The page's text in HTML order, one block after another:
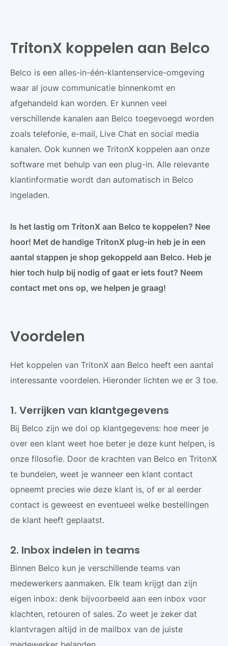
TritonX koppelen aan Belco
Belco is een alles-in-één-klantenservice-omgeving
waar al jouw communicatie binnenkomt en
afgehandeld kan worden. Er kunnen veel
verschillende kanalen aan Belco toegevoegd worden
zoals telefonie, e-mail, Live Chat en social media
kanalen. Ook kunnen we TritonX koppelen aan onze
software met behulp van een plug-in. Alle relevante
klantinformatie wordt dan automatisch in Belco
ingeladen.
Is het lastig om TritonX aan Belco te koppelen? Nee
hoor! Met de handige TritonX plug-in heb je in een
aantal stappen je shop gekoppeld aan Belco. Heb je
hier toch hulp bij nodig of gaat er iets fout? Neem
contact met ons op, we helpen je graag!
Voordelen
Het koppelen van TritonX aan Belco heeft een aantal
interessante voordelen. Hieronder lichten we er 3 toe.
1. Verrijken van klantgegevens
Bij Belco zijn we dol op klantgegevens: hoe meer je
over een klant weet hoe beter je deze kunt helpen, is
onze filosofie. Door de krachten van Belco en TritonX
te bundelen, weet je wanneer een klant contact
opneemt precies wie deze klant is, of er al eerder
contact is geweest en eventueel welke bestellingen
de klant heeft geplaatst.
2. Inbox indelen in teams
Binnen Belco kun je verschillende teams van
medewerkers aanmaken. Elk team krijgt dan zijn
eigen inbox: denk bijvoorbeeld aan een inbox voor
klachten, retouren of sales. Zo weet je zeker dat
klantvragen altijd in de mailbox van de juiste